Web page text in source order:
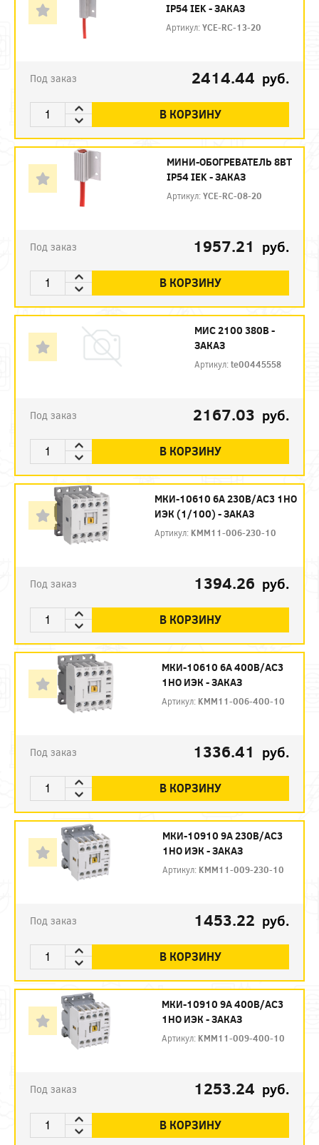
IP54 IEK - ЗАКАЗ
Артикул:YCE-RC-13-20
Под заказ 2414.44 руб.
В КОРЗИНУ
МИНИ-ОБОГРЕВАТЕЛЬ 8ВТ
IP54 IEK - ЗАКАЗ
Артикул:YCE-RC-08-20
Под заказ 1957.21 руб.
В КОРЗИНУ
МИС 2100 380В -
ЗАКАЗ
Артикул:te00445558
Под заказ 2167.03 руб.
В КОРЗИНУ
МКИ-10610 6А 230В/АС3 1НО
ИЭК (1/100) - ЗАКАЗ
Артикул: KMM11-006-230-10
Под заказ 1394.26 руб.
В КОРЗИНУ
МКИ-10610 6А 400В/АС3
1НО ИЭК - ЗАКАЗ
Артикул: KMM11-006-400-10
Под заказ 1336.41 руб.
В КОРЗИНУ
МКИ-10910 9А 230В/АС3
1НО ИЭК - ЗАКАЗ
Артикул: KMM11-009-230-10
Под заказ 1453.22 руб.
В КОРЗИНУ
МКИ-10910 9А 400В/АС3
1НО ИЭК - ЗАКАЗ
Артикул: KMM11-009-400-10
Под заказ 1253.24 руб.
В КОРЗИНУ